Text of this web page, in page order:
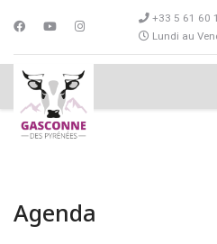
+33 5 61 60
Lundi au
Agenda